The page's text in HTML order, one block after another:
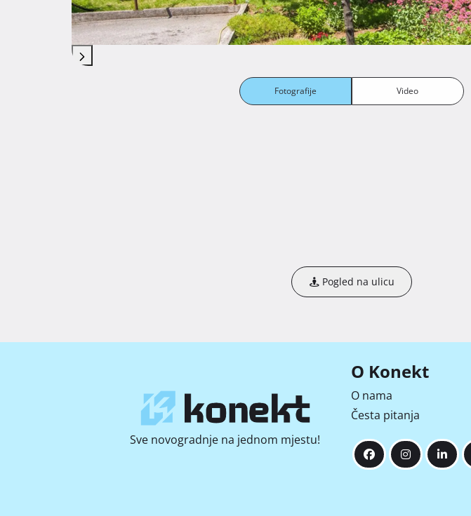
Fotografije Video
Pogled na ulicu
Sve novogradnje na jednom mjestu!
O Konekt
O nama
Česta pitanja